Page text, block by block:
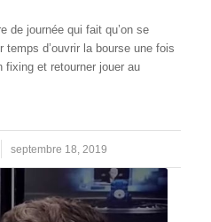
de journée qui fait qu’on se
temps d’ouvrir la bourse une fois
fixing et retourner jouer au
septembre 18, 2019